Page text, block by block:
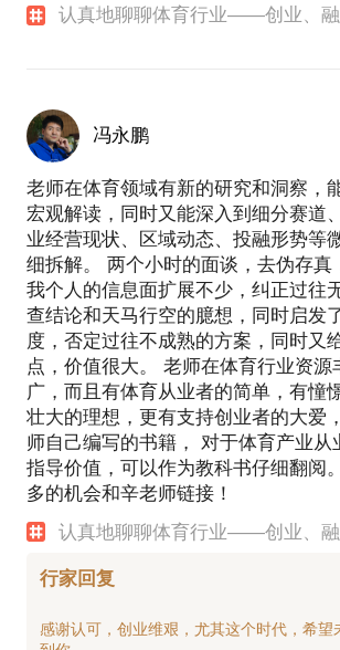
你，相信一定能启发到你。
列出一些抛砖引玉的内容，切记一
流、思考和辩论。
* 当下是体育产业创业的历史机遇
在，会是哪些？
* 体育产业的核心商业逻辑；
* 体育产业的机会将出现在哪些领域？
* 中外体育产业的差异， 到底哪
C2C（Copy to China）？
* 叠加“双减+体教融合”，体育教育培
产品逻辑；
* 体育改革红利的理解；
* 中国式赛事IP的商业变现理解；
* 体育创业应该留心的一些坑和误区；
们都在做着同样的事情，保持着同样
业规模、非常多的细分赛道、内容为
会，将来一定会是产生上市公司最
心希望选择了这两条赛道的创业者、
行业内在增长逻辑，在高速增长的行
步一步迈向更大的成功。
个人简介：
* 北京大学工商管理硕士、南开大
位。
* 现任凯兴资本合伙人，多家体育公
* 一直深耕体育行业，拥有丰富的
营、战略研究、公司治理等实战经验
* 作为一名重度垂直体育行业的学习
历者和思考者，尤其对体育企业的商
特的理解和深刻的洞察，希望这些认
认真地聊聊体育行业——创业、
冯永鹏
老师在体育领域有新的研究和洞察，
宏观解读，同时又能深入到细分赛道
业经营现状、区域动态、投融形势等
细拆解。 两个小时的面谈，去伪存真
我个人的信息面扩展不少，纠正过往
查结论和天马行空的臆想，同时启发
度，否定过往不成熟的方案，同时又
点，价值很大。 老师在体育行业资源
广，而且有体育从业者的简单，有憧
壮大的理想，更有支持创业者的大爱
师自己编写的书籍， 对于体育产业从
指导价值，可以作为教科书仔细翻阅
多的机会和辛老师链接！
认真地聊聊体育行业——创业、
行家回复
感谢认可，创业维艰，尤其这个时代，希望